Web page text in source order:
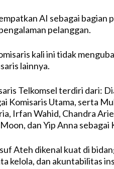
AI sebagai bagian
pelanggan.
kali ini tidak
lainnya.
Telkomsel terdiri dari:
Komisaris Utama, serta
Irfan Wahid, Chandra
dan Yip Anna sebagai
Ateh dikenal kuat di
kelola, dan akuntabilitas